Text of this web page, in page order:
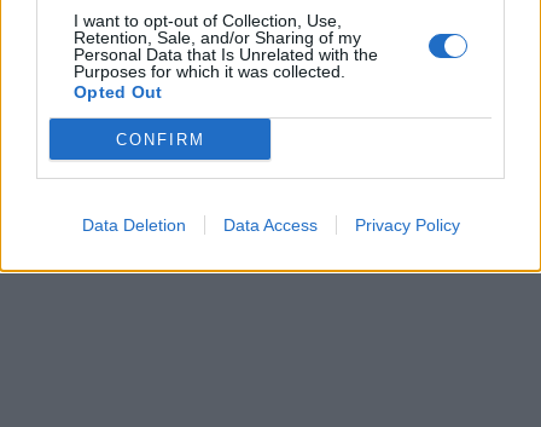
I want to opt-out of Collection, Use,
Retention, Sale, and/or Sharing of my
Personal Data that Is Unrelated with the
Purposes for which it was collected.
Opted Out
CONFIRM
Data Deletion Data Access Privacy Policy